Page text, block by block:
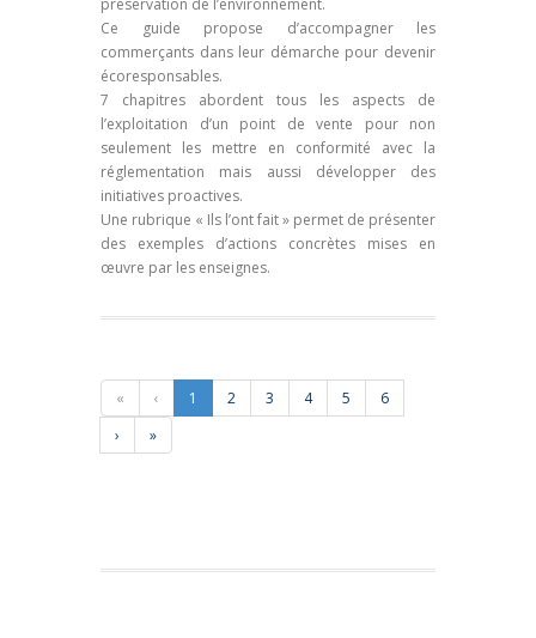
préservation de l’environnement.
Ce guide propose d’accompagner les
commerçants dans leur démarche pour devenir
écoresponsables.
7 chapitres abordent tous les aspects de
l’exploitation d’un point de vente pour non
seulement les mettre en conformité avec la
réglementation mais aussi développer des
initiatives proactives.
Une rubrique « Ils l’ont fait » permet de présenter
des exemples d’actions concrètes mises en
œuvre par les enseignes.
« ‹ 1 2 3 4 5
6
›
»